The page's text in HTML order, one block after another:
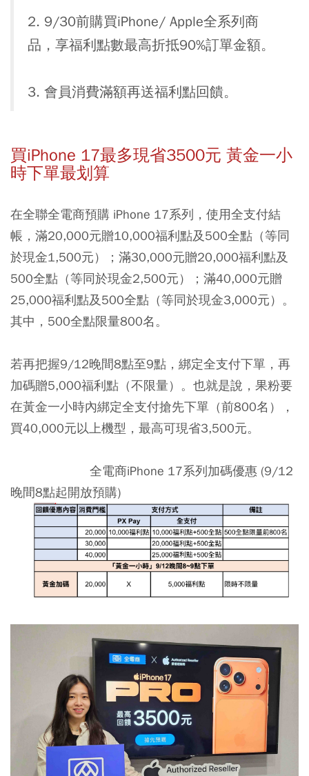
2. 9/30前購買iPhone/ Apple全系列商
品，享福利點數最高折抵90%訂單金額。
3. 會員消費滿額再送福利點回饋。
買iPhone 17最多現省3500元 黃金一小
時下單最划算
在全聯全電商預購 iPhone 17系列，使用全支付結
帳，滿20,000元贈10,000福利點及500全點（等同
於現金1,500元）；滿30,000元贈20,000福利點及
500全點（等同於現金2,500元）；滿40,000元贈
25,000福利點及500全點（等同於現金3,000元）。
其中，500全點限量800名。
若再把握9/12晚間8點至9點，綁定全支付下單，再
加碼贈5,000福利點（不限量）。也就是說，果粉要
在黃金一小時內綁定全支付搶先下單（前800名），
買40,000元以上機型，最高可現省3,500元。
全電商iPhone 17系列加碼優惠 (9/12
晚間8點起開放預購)